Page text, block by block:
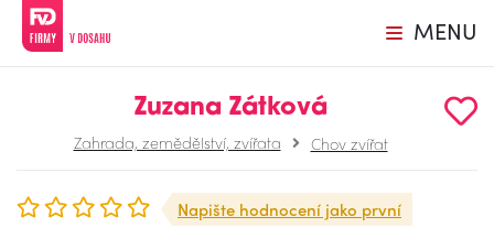
MENU
Zuzana Zátková
Zahrada, zemědělství, zvířata Chov zvířat
Napište hodnocení jako první